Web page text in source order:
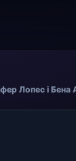
Лопес і Бена